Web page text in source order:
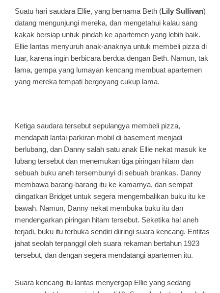
Suatu hari saudara Ellie, yang bernama Beth (Lily Sullivan)
datang mengunjungi mereka, dan mengetahui kalau sang
kakak bersiap untuk pindah ke apartemen yang lebih baik.
Ellie lantas menyuruh anak-anaknya untuk membeli pizza di
luar, karena ingin berbicara berdua dengan Beth. Namun, tak
lama, gempa yang lumayan kencang membuat apartemen
yang mereka tempati bergoyang cukup lama.
Ketiga saudara tersebut sepulangya membeli pizza,
mendapati lantai parkiran mobil di basement menjadi
berlubang, dan Danny salah satu anak Ellie nekat masuk ke
lubang tersebut dan menemukan tiga piringan hitam dan
sebuah buku aneh tersembunyi di sebuah brankas. Danny
membawa barang-barang itu ke kamarnya, dan sempat
diingatkan Bridget untuk segera mengembalikan buku itu ke
bawah. Namun, Danny nekat membuka buku itu dan
mendengarkan piringan hitam tersebut. Seketika hal aneh
terjadi, buku itu terbuka sendiri diiringi suara kencang. Entitas
jahat seolah terpanggil oleh suara rekaman bertahun 1923
tersebut, dan dengan segera mendatangi apartemen itu.
Suara kencang itu lantas menyergap Ellie yang sedang